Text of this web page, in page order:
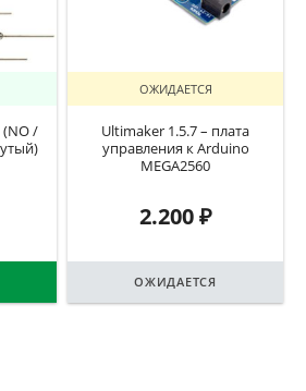
/
ОЖИДАЕТСЯ
Ultimaker 1.5.7 – плата
управления к Arduino
MEGA2560
2.200₽
ОЖИДАЕТСЯ